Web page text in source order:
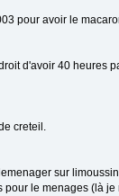
pour avoir le
d'avoir 40 heures
creteil.
sur
pour le menages (là je